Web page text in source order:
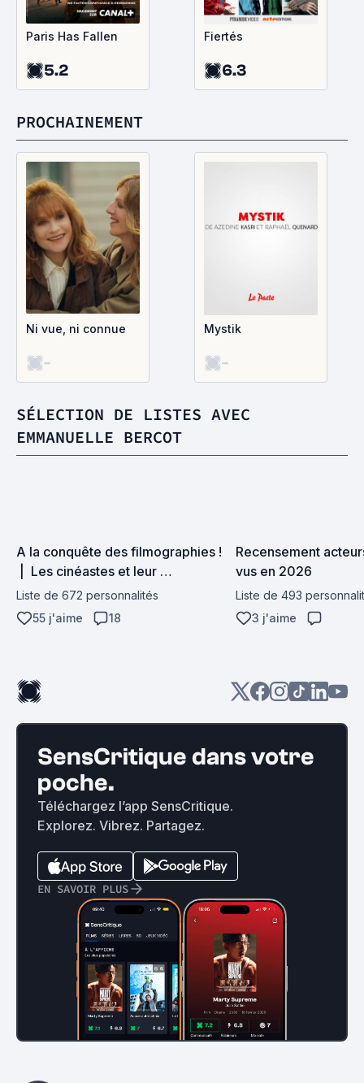
Paris Has Fallen
5.2
Fiertés
6.3
PROCHAINEMENT
Ni vue, ni connue
-
Mystik
-
SÉLECTION DE LISTES AVEC
EMMANUELLE BERCOT
A la conquête des filmographies !
|  Les cinéastes et leur
filmographie
Liste de 672 personnalités
55 j'aime
18
Recensement
vus en 2026
Liste de 493
3 j'aime
SensCritique dans votre
poche.
Téléchargez l’app SensCritique.
Explorez. Vibrez. Partagez.
EN SAVOIR PLUS